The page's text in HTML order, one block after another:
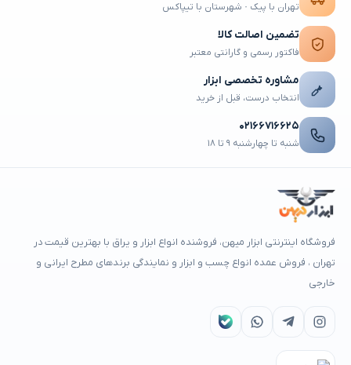
تهران با پیک · شهرستان با تیپاکس
تضمین اصالت کالا
فاکتور رسمی و گارانتی معتبر
مشاوره تخصصی ابزار
انتخاب درست، قبل از خرید
۰۲۱۶۶۷۱۶۶۲۵
شنبه تا چهارشنبه ۹ تا ۱۸
فروشگاه اینترنتی ابزار میهن، فروشنده انواع ابزار و یراق با بهترین قیمت در
تهران ، فروش عمده انواع چسب و ابزار و نمایندگی برندهای مطرح ایرانی و
خارجی